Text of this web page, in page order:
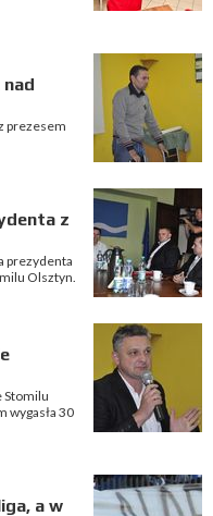
prezesem
z
prezydenta
Olsztyn.
Stomilu
wygasła 30
a w